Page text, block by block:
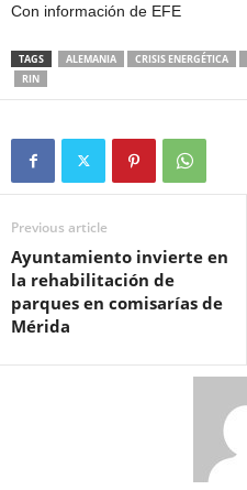
Con información de EFE
TAGS ALEMANIA CRISIS ENERGÉTICA
RIN
Previous article
Ayuntamiento invierte en
la rehabilitación de
parques en comisarías de
Mérida